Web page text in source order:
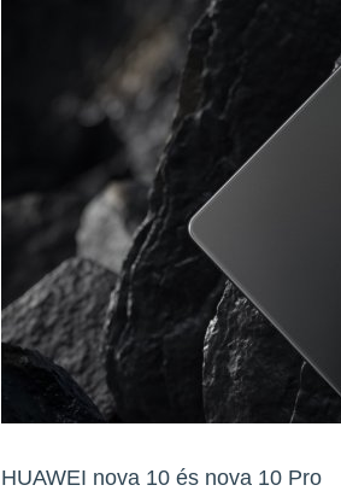
HUAWEI nova 10 és nova 10 Pro